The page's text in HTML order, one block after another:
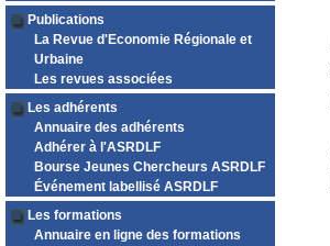
Publications
La Revue d'Economie Régionale et
Urbaine
Les revues associées
Les adhérents
Annuaire des adhérents
Adhérer à l'ASRDLF
Bourse Jeunes Chercheurs ASRDLF
Événement labellisé ASRDLF
Les formations
Annuaire en ligne des formations